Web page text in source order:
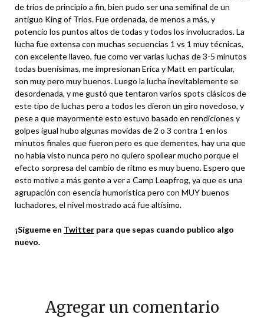
de trios de principio a fin, bien pudo ser una semifinal de un
antiguo King of Trios. Fue ordenada, de menos a más, y
potencio los puntos altos de todas y todos los involucrados. La
lucha fue extensa con muchas secuencias 1 vs 1 muy técnicas,
con excelente llaveo, fue como ver varias luchas de 3-5 minutos
todas buenísimas, me impresionan Erica y Matt en particular,
son muy pero muy buenos. Luego la lucha inevitablemente se
desordenada, y me gustó que tentaron varios spots clásicos de
este tipo de luchas pero a todos les dieron un giro novedoso, y
pese a que mayormente esto estuvo basado en rendiciones y
golpes igual hubo algunas movidas de 2 o 3 contra 1 en los
minutos finales que fueron pero es que dementes, hay una que
no había visto nunca pero no quiero spoilear mucho porque el
efecto sorpresa del cambio de ritmo es muy bueno. Espero que
esto motive a más gente a ver a Camp Leapfrog, ya que es una
agrupación con esencia humorística pero con MUY buenos
luchadores, el nivel mostrado acá fue altísimo.
¡Sígueme en Twitter para que sepas cuando publico algo
nuevo.
Agregar un comentario